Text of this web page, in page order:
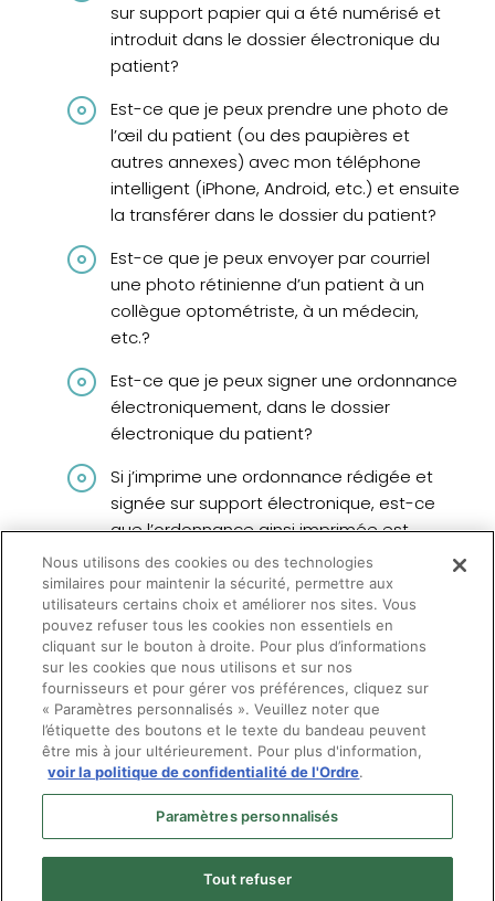
sur support papier qui a été numérisé et
introduit dans le dossier électronique du
patient?
Est-ce que je peux prendre une photo de
l’œil du patient (ou des paupières et
autres annexes) avec mon téléphone
intelligent (iPhone, Android, etc.) et ensuite
la transférer dans le dossier du patient?
Est-ce que je peux envoyer par courriel
une photo rétinienne d’un patient à un
collègue optométriste, à un médecin,
etc.?
Est-ce que je peux signer une ordonnance
électroniquement, dans le dossier
électronique du patient?
Si j’imprime une ordonnance rédigée et
signée sur support électronique, est-ce
que l’ordonnance ainsi imprimée est
juridiquement valide?
Est-ce que je peux communiquer par
courriel (ou texto, ou messagerie, etc.)
avec mes patients?
Nous utilisons des cookies ou des technologies
similaires pour maintenir la sécurité, permettre aux
utilisateurs certains choix et améliorer nos sites. Vous
pouvez refuser tous les cookies non essentiels en
cliquant sur le bouton à droite. Pour plus d’informations
sur les cookies que nous utilisons et sur nos
fournisseurs et pour gérer vos préférences, cliquez sur
« Paramètres personnalisés ». Veuillez noter que
l’étiquette des boutons et le texte du bandeau peuvent
être mis à jour ultérieurement. Pour plus d'information,
voir la politique de confidentialité de l'Ordre.
Paramètres personnalisés
Tout refuser